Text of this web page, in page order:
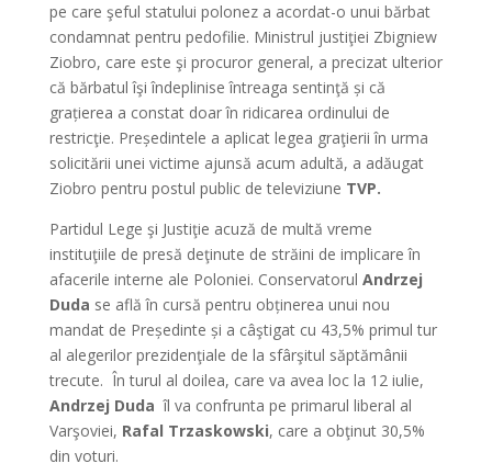
pe care şeful statului polonez a acordat-o unui bărbat
condamnat pentru pedofilie. Ministrul justiţiei Zbigniew
Ziobro, care este şi procuror general, a precizat ulterior
că bărbatul îşi îndeplinise întreaga sentinţă și că
grațierea a constat doar în ridicarea ordinului de
restricţie. Președintele a aplicat legea graţierii în urma
solicitării unei victime ajunsă acum adultă, a adăugat
Ziobro pentru postul public de televiziune TVP.
Partidul Lege şi Justiţie acuză de multă vreme
instituţiile de presă deţinute de străini de implicare în
afacerile interne ale Poloniei. Conservatorul Andrzej
Duda se află în cursă pentru obținerea unui nou
mandat de Președinte și a câştigat cu 43,5% primul tur
al alegerilor prezidenţiale de la sfârşitul săptămânii
trecute. În turul al doilea, care va avea loc la 12 iulie,
Andrzej Duda îl va confrunta pe primarul liberal al
Varşoviei, Rafal Trzaskowski, care a obţinut 30,5%
din voturi.